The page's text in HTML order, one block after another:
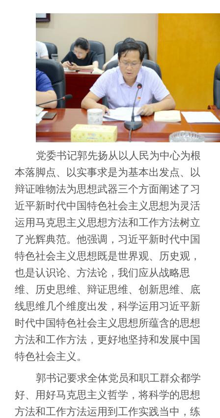
党委书记郭先扬从以人民为中心为根
本落脚点、以实事求是为基本出发点、以
辩证唯物法为思想武器三个方面阐述了习
近平新时代中国特色社会主义思想为灵活
运用马克思主义思想方法和工作方法树立
了光辉典范。他强调，习近平新时代中国
特色社会主义思想既是世界观、历史观，
也是认识论、方法论，我们应从战略思
维、历史思维、辩证思维、创新思维、底
线思维几个维度出发，科学运用习近平新
时代中国特色社会主义思想所蕴含的思想
方法和工作方法，更好地坚持和发展中国
特色社会主义。
郭书记要求全体党员和职工群众都学
好、用好马克思主义哲学，将科学的思想
方法和工作方法运用到工作实践当中，练